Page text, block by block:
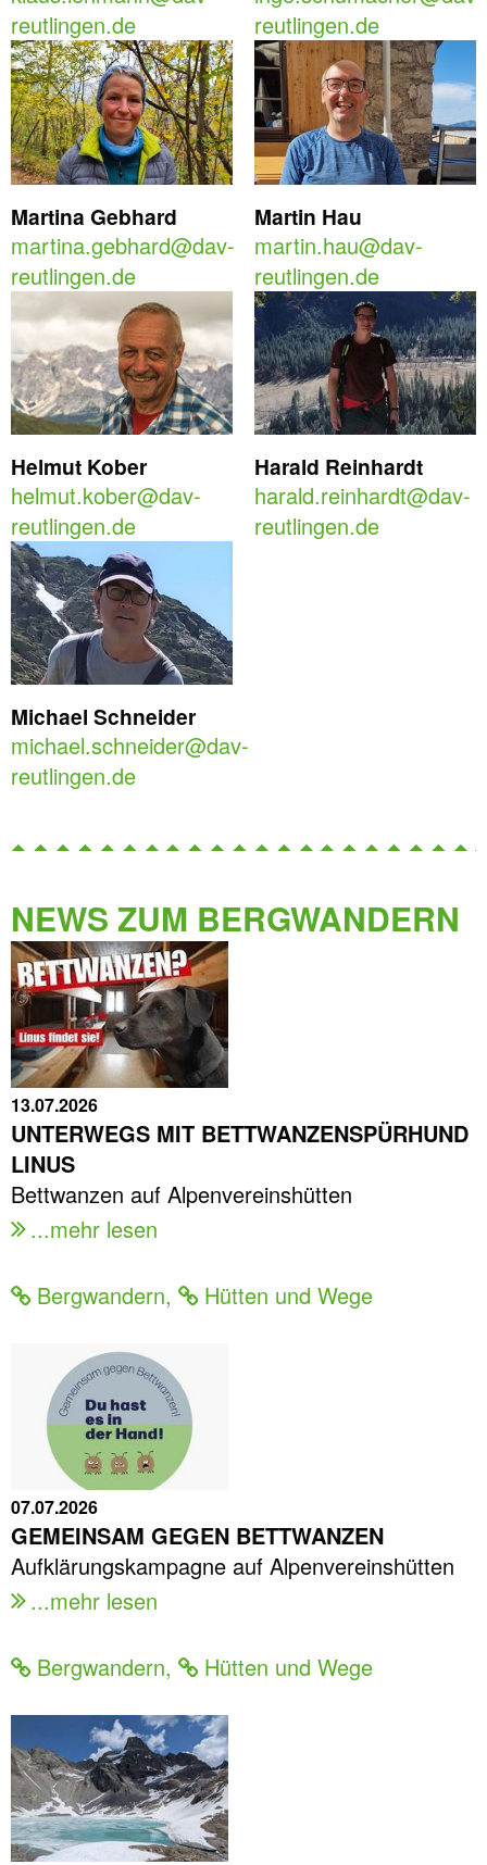
reutlingen.de
reutlingen.de
Martina Gebhard
martina.gebhard@dav-
reutlingen.de
Martin Hau
martin.hau@dav-
reutlingen.de
Helmut Kober
helmut.kober@dav-
reutlingen.de
Harald Reinhardt
harald.reinhardt@dav-
reutlingen.de
Michael Schneider
michael.schneider@dav-
reutlingen.de
NEWS ZUM BERGWANDERN
13.07.2026
UNTERWEGS MIT BETTWANZENSPÜRHUND
LINUS
Bettwanzen auf Alpenvereinshütten
...mehr lesen
Bergwandern, Hütten und Wege
07.07.2026
GEMEINSAM GEGEN BETTWANZEN
Aufklärungskampagne auf Alpenvereinshütten
...mehr lesen
Bergwandern, Hütten und Wege